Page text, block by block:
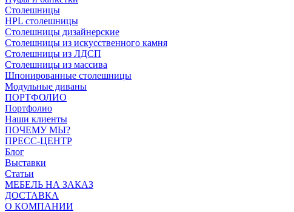
Столешницы
HPL столешницы
Столешницы дизайнерские
Столешницы из искусственного камня
Столешницы из ЛДСП
Столешницы из массива
Шпонированные столешницы
Модульные диваны
ПОРТФОЛИО
Портфолио
Наши клиенты
ПОЧЕМУ МЫ?
ПРЕСС-ЦЕНТР
Блог
Выставки
Статьи
МЕБЕЛЬ НА ЗАКАЗ
ДОСТАВКА
О КОМПАНИИ